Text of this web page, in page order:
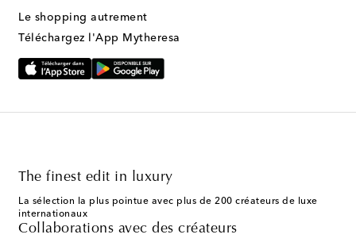
Le shopping autrement
Téléchargez l'App Mytheresa
The finest edit in luxury
La sélection la plus pointue avec plus de 200 créateurs de luxe
internationaux
Collaborations avec des créateurs